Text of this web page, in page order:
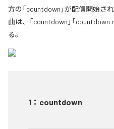
方の「countdown」が配信開始さ
曲は、「countdown」「
る。
1 ： countdown